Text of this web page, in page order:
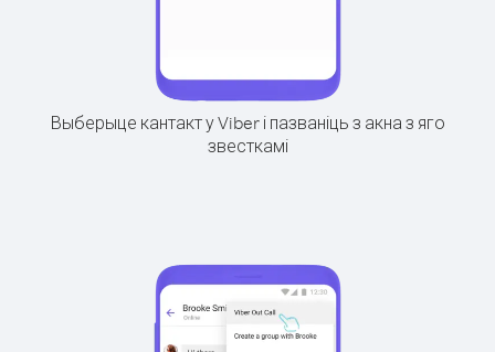
Выберыце кантакт у Viber і пазваніць з акна з яго
звесткамі